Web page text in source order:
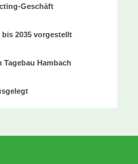
Geschäft
2035 vorgestellt
Hambach